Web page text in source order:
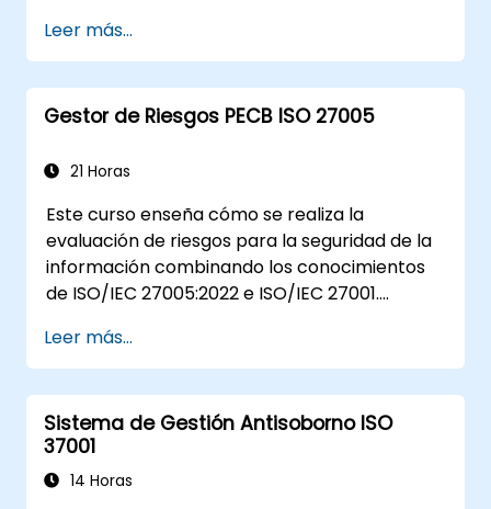
Examen de Certificación
Leer más...
Gestor de Riesgos PECB ISO 27005
21 Horas
Este curso enseña cómo se realiza la
evaluación de riesgos para la seguridad de la
información combinando los conocimientos
de ISO/IEC 27005:2022 e ISO/IEC 27001.
incluye ejercicios prácticos, cuestionarios y
estudios de caso, lo que lo convierte en una
experiencia de formación muy dinámica.
Leer más...
Sistema de Gestión Antisoborno ISO
37001
14 Horas